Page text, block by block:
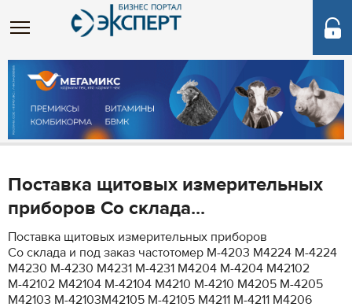
Поставка щитовых измерительных
приборов Со склада...
Поставка щитовых измерительных приборов
Со склада и под заказ частотомер М-4203 М4224 М-4224
М4230 М-4230 М4231 М-4231 М4204 М-4204 М42102
М-42102 М42104 М-42104 М4210 М-4210 М4205 М-4205
М42103 М-42103М42105 М-42105 М4211 М-4211 М4206